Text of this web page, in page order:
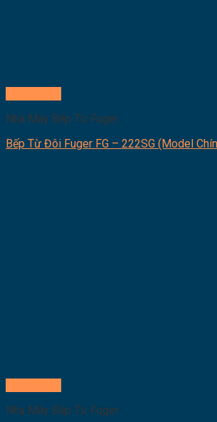
Nhà Máy Bếp Từ Fuger
Bếp Từ Đôi Fuger FG – 222SG (Model
Nhà Máy Bếp Từ Fuger